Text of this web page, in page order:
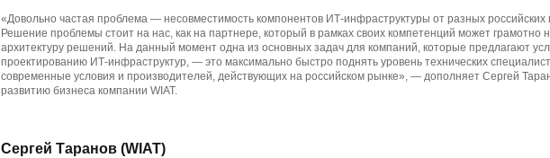
«Довольно частая проблема — несовместимость компонентов ИТ-инфраструктуры от разных российских
Решение проблемы стоит на нас, как на партнере, который в рамках своих компетенций может грамотно
архитектуру решений. На данный момент одна из основных задач для компаний, которые предлагают
проектированию ИТ-инфраструктур, — это максимально быстро поднять уровень технических
современные условия и производителей, действующих на российском рынке», — дополняет Сергей
развитию бизнеса компании WIAT.
Сергей Таранов (WIAT)